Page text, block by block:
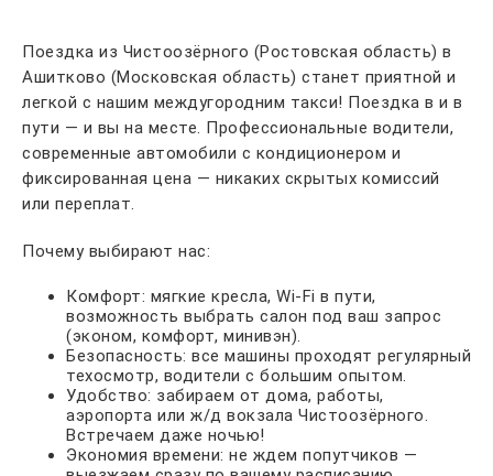
Поездка из Чистоозёрного (Ростовская область) в
Ашитково (Московская область) станет приятной и
легкой с нашим междугородним такси! Поездка в и в
пути — и вы на месте. Профессиональные водители,
современные автомобили с кондиционером и
фиксированная цена — никаких скрытых комиссий
или переплат.
Почему выбирают нас:
Комфорт: мягкие кресла, Wi-Fi в пути,
возможность выбрать салон под ваш запрос
(эконом, комфорт, минивэн).
Безопасность: все машины проходят регулярный
техосмотр, водители с большим опытом.
Удобство: забираем от дома, работы,
аэропорта или ж/д вокзала Чистоозёрного.
Встречаем даже ночью!
Экономия времени: не ждем попутчиков —